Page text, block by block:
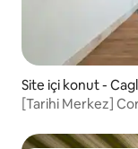
Site içi konut -
[Tarihi Merkez]